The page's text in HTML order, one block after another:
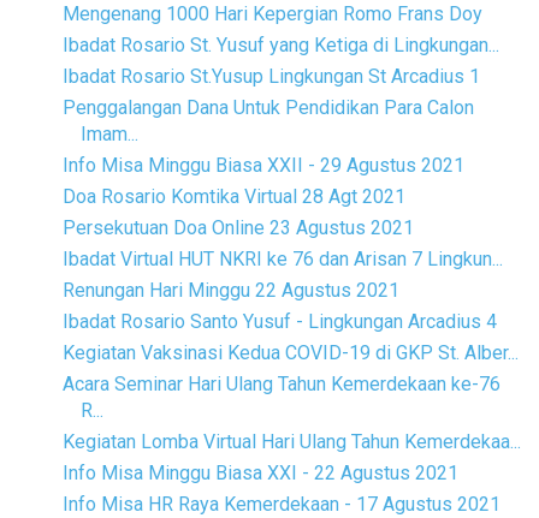
Mengenang 1000 Hari Kepergian Romo Frans Doy
Ibadat Rosario St. Yusuf yang Ketiga di Lingkungan...
Ibadat Rosario St.Yusup Lingkungan St Arcadius 1
Penggalangan Dana Untuk Pendidikan Para Calon
Imam...
Info Misa Minggu Biasa XXII - 29 Agustus 2021
Doa Rosario Komtika Virtual 28 Agt 2021
Persekutuan Doa Online 23 Agustus 2021
Ibadat Virtual HUT NKRI ke 76 dan Arisan 7 Lingkun...
Renungan Hari Minggu 22 Agustus 2021
Ibadat Rosario Santo Yusuf - Lingkungan Arcadius 4
Kegiatan Vaksinasi Kedua COVID-19 di GKP St. Alber...
Acara Seminar Hari Ulang Tahun Kemerdekaan ke-76
R...
Kegiatan Lomba Virtual Hari Ulang Tahun Kemerdekaa...
Info Misa Minggu Biasa XXI - 22 Agustus 2021
Info Misa HR Raya Kemerdekaan - 17 Agustus 2021